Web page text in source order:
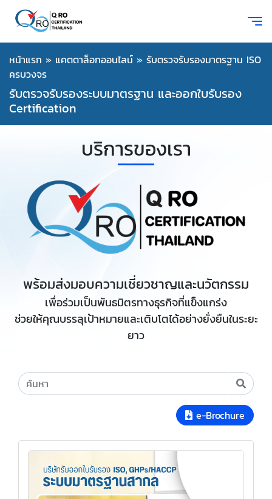
หน้าแรก » แคตตาล็อกออนไลน์ » รับตรวจรับรองมาตรฐาน ISO
ครบวงจร
รับตรวจรับรองระบบมาตรฐาน และออกใบรับรอง
Certification
บริการของเรา
พร้อมส่งมอบความเชี่ยวชาญและนวัตกรรม
เพื่อร่วมเป็นพันธมิตรทางธุรกิจที่แข็งแกร่ง
ช่วยให้คุณบรรลุเป้าหมายและเติบโตได้อย่างยั่งยืนในระยะ
ยาว
e-Brochure